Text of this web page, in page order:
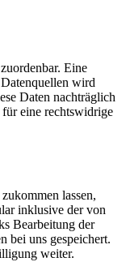
Eine
wird
Daten nachträglich
eine rechtswidrige
lassen,
inklusive der von
Bearbeitung der
bei uns gespeichert.
weiter.